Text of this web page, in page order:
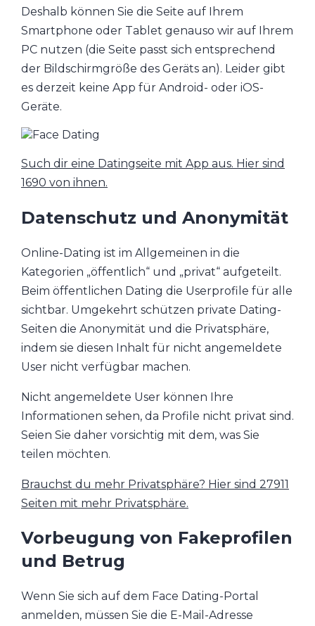
Deshalb können Sie die Seite auf Ihrem
Smartphone oder Tablet genauso wir auf Ihrem
PC nutzen (die Seite passt sich entsprechend
der Bildschirmgröße des Geräts an). Leider gibt
es derzeit keine App für Android- oder iOS-
Geräte.
Such dir eine Datingseite mit App aus. Hier sind
1690 von ihnen.
Datenschutz und Anonymität
Online-Dating ist im Allgemeinen in die
Kategorien „öffentlich“ und „privat“ aufgeteilt.
Beim öffentlichen Dating die Userprofile für alle
sichtbar. Umgekehrt schützen private Dating-
Seiten die Anonymität und die Privatsphäre,
indem sie diesen Inhalt für nicht angemeldete
User nicht verfügbar machen.
Nicht angemeldete User können Ihre
Informationen sehen, da Profile nicht privat sind.
Seien Sie daher vorsichtig mit dem, was Sie
teilen möchten.
Brauchst du mehr Privatsphäre? Hier sind 27911
Seiten mit mehr Privatsphäre.
Vorbeugung von Fakeprofilen
und Betrug
Wenn Sie sich auf dem Face Dating-Portal
anmelden, müssen Sie die E-Mail-Adresse